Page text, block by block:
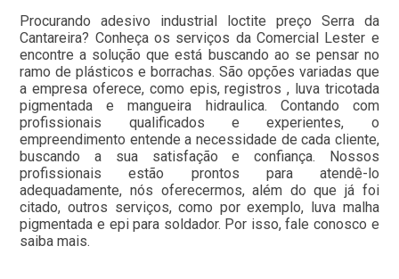
Procurando adesivo industrial loctite preço Serra da
Cantareira? Conheça os serviços da Comercial Lester e
encontre a solução que está buscando ao se pensar no
ramo de plásticos e borrachas. São opções variadas que
a empresa oferece, como epis, registros , luva tricotada
pigmentada e mangueira hidraulica. Contando com
profissionais qualificados e experientes, o
empreendimento entende a necessidade de cada cliente,
buscando a sua satisfação e confiança. Nossos
profissionais estão prontos para atendê-lo
adequadamente, nós oferecermos, além do que já foi
citado, outros serviços, como por exemplo, luva malha
pigmentada e epi para soldador. Por isso, fale conosco e
saiba mais.